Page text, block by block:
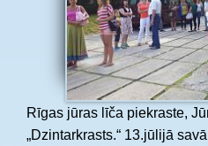
Rīgas jūras līča piekraste,
„Dzintarkrasts.“ 13.jūlijā